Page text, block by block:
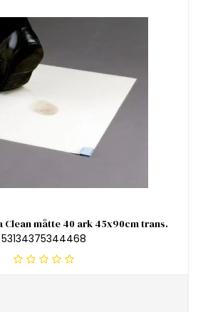
Clean måtte 40 ark 45x90cm trans.
53134375344468